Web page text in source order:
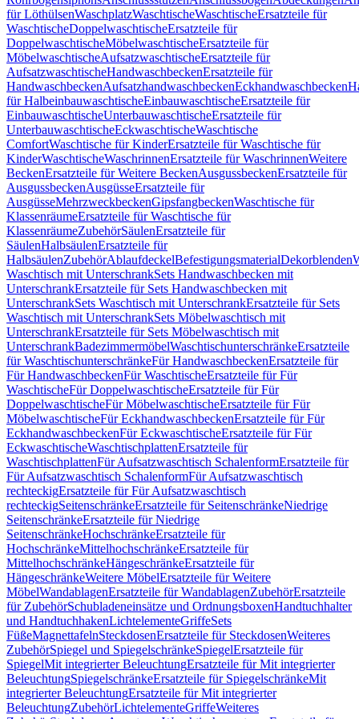
für LöthülsenWaschplatzWaschtischeWaschtischeErsatzteile für
WaschtischeDoppelwaschtischeErsatzteile für
DoppelwaschtischeMöbelwaschtischeErsatzteile für
MöbelwaschtischeAufsatzwaschtischeErsatzteile für
AufsatzwaschtischeHandwaschbeckenErsatzteile für
HandwaschbeckenAufsatzhandwaschbeckenEckhandwaschbecken
für HalbeinbauwaschtischeEinbauwaschtischeErsatzteile für
EinbauwaschtischeUnterbauwaschtischeErsatzteile für
UnterbauwaschtischeEckwaschtischeWaschtische
ComfortWaschtische für KinderErsatzteile für Waschtische für
KinderWaschtischeWaschrinnenErsatzteile für WaschrinnenWeitere
BeckenErsatzteile für Weitere BeckenAusgussbeckenErsatzteile für
AusgussbeckenAusgüsseErsatzteile für
AusgüsseMehrzweckbeckenGipsfangbeckenWaschtische für
KlassenräumeErsatzteile für Waschtische für
KlassenräumeZubehörSäulenErsatzteile für
SäulenHalbsäulenErsatzteile für
HalbsäulenZubehörAblaufdeckelBefestigungsmaterialDekorblenden
Waschtisch mit UnterschrankSets Handwaschbecken mit
UnterschrankErsatzteile für Sets Handwaschbecken mit
UnterschrankSets Waschtisch mit UnterschrankErsatzteile für Sets
Waschtisch mit UnterschrankSets Möbelwaschtisch mit
UnterschrankErsatzteile für Sets Möbelwaschtisch mit
UnterschrankBadezimmermöbelWaschtischunterschränkeErsatzteile
für WaschtischunterschränkeFür HandwaschbeckenErsatzteile für
Für HandwaschbeckenFür WaschtischeErsatzteile für Für
WaschtischeFür DoppelwaschtischeErsatzteile für Für
DoppelwaschtischeFür MöbelwaschtischeErsatzteile für Für
MöbelwaschtischeFür EckhandwaschbeckenErsatzteile für Für
EckhandwaschbeckenFür EckwaschtischeErsatzteile für Für
EckwaschtischeWaschtischplattenErsatzteile für
WaschtischplattenFür Aufsatzwaschtisch SchalenformErsatzteile für
Für Aufsatzwaschtisch SchalenformFür Aufsatzwaschtisch
rechteckigErsatzteile für Für Aufsatzwaschtisch
rechteckigSeitenschränkeErsatzteile für SeitenschränkeNiedrige
SeitenschränkeErsatzteile für Niedrige
SeitenschränkeHochschränkeErsatzteile für
HochschränkeMittelhochschränkeErsatzteile für
MittelhochschränkeHängeschränkeErsatzteile für
HängeschränkeWeitere MöbelErsatzteile für Weitere
MöbelWandablagenErsatzteile für WandablagenZubehörErsatzteile
für ZubehörSchubladeneinsätze und OrdnungsboxenHandtuchhalter
und HandtuchhakenLichtelementeGriffeSets
FüßeMagnettafelnSteckdosenErsatzteile für SteckdosenWeiteres
ZubehörSpiegel und SpiegelschränkeSpiegelErsatzteile für
SpiegelMit integrierter BeleuchtungErsatzteile für Mit integrierter
BeleuchtungSpiegelschränkeErsatzteile für SpiegelschränkeMit
integrierter BeleuchtungErsatzteile für Mit integrierter
BeleuchtungZubehörLichtelementeGriffeWeiteres